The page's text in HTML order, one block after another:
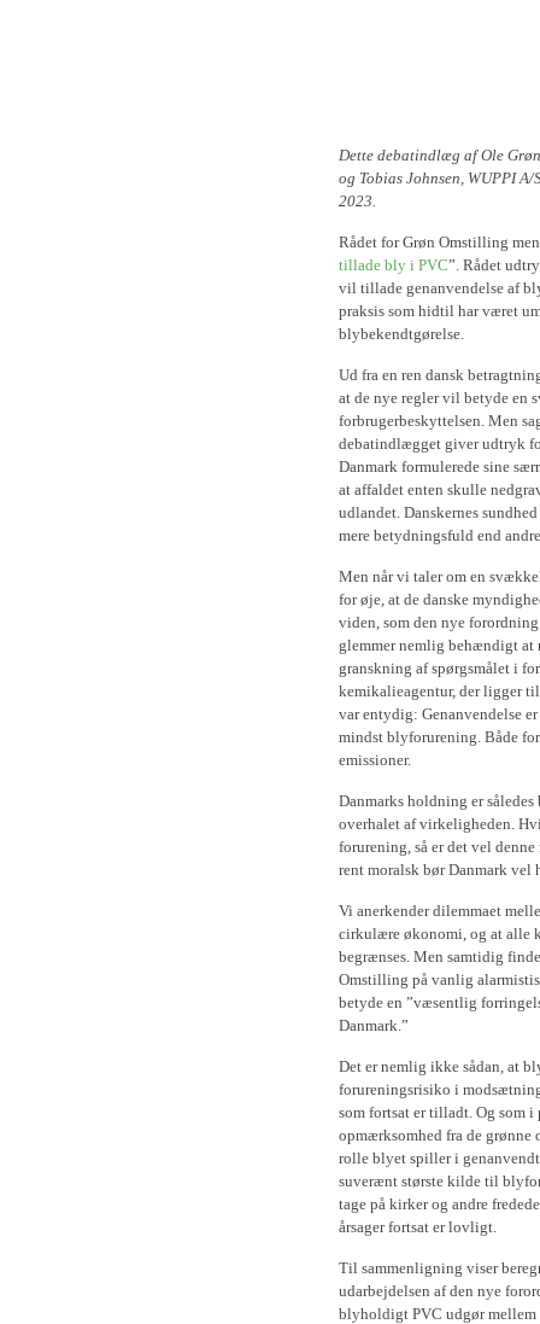
Dette debatindlæg af Ole
og Tobias Johnsen, WUPPI
2023.
Rådet for Grøn Omstilling
tillade bly i PVC”. Rådet
vil tillade genanvendelse af
praksis som hidtil har været
blybekendtgørelse.
Ud fra en ren dansk
at de nye regler vil betyde en
forbrugerbeskyttelsen. Men
debatindlægget giver udtryk
Danmark formulerede sine
at affaldet enten skulle
udlandet. Danskernes
mere betydningsfuld end
Men når vi taler om en
for øje, at de danske
viden, som den nye
glemmer nemlig behændigt at
granskning af spørgsmålet i
kemikalieagentur, der ligger
var entydig: Genanvendelse
mindst blyforurening. Både
emissioner.
Danmarks holdning er
overhalet af virkeligheden.
forurening, så er det vel
rent moralsk bør Danmark vel
Vi anerkender dilemmaet
cirkulære økonomi, og at alle
begrænses. Men samtidig
Omstilling på vanlig
betyde en ”væsentlig
Danmark.”
Det er nemlig ikke sådan, at
forureningsrisiko i
som fortsat er tilladt. Og som i
opmærksomhed fra de grønne
rolle blyet spiller i
suverænt største kilde til
tage på kirker og andre
årsager fortsat er lovligt.
Til sammenligning viser
udarbejdelsen af den nye
blyholdigt PVC udgør mellem